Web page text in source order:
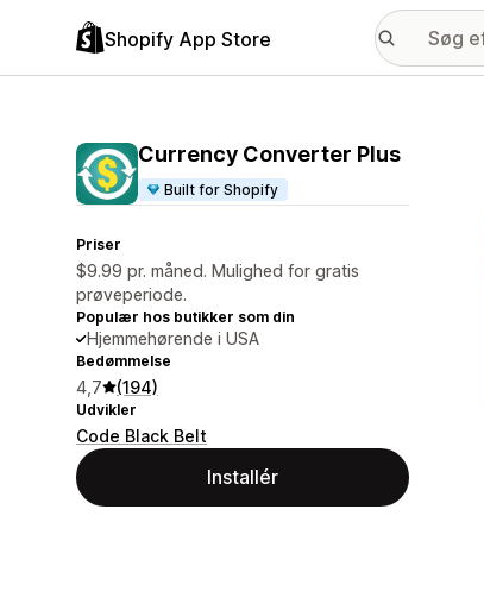
Shopify App Store
Currency Converter Plus
Built for Shopify
Priser
$9.99 pr. måned. Mulighed for gratis
prøveperiode.
Populær hos butikker som din
Hjemmehørende i USA
Bedømmelse
4,7 (194)
Udvikler
Code Black Belt
Installér